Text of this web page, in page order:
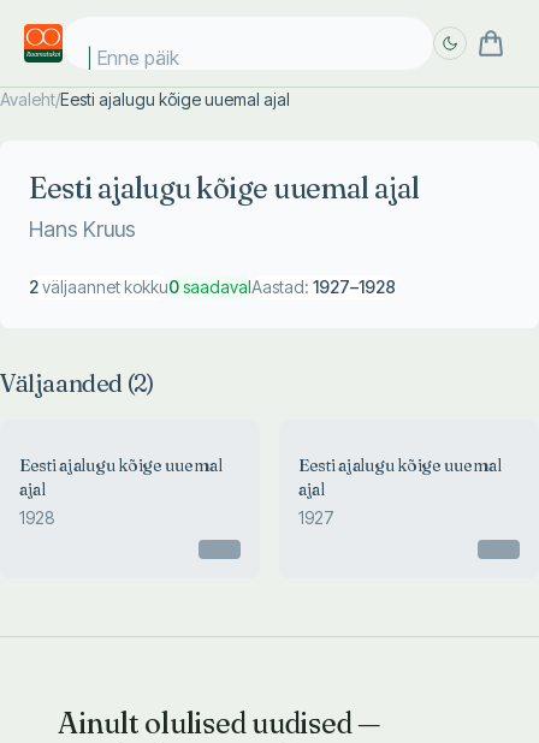
Enne päike
Avaleht/Eesti ajalugu kõige uuemal ajal
Eesti ajalugu kõige uuemal ajal
Hans Kruus
2väljaannet kokku0saadavalAastad: 1927–1928
Väljaanded (2)
Eesti ajalugu kõige uuemal
ajal
1928
Eesti ajalugu kõige uuemal
ajal
1927
Ainult olulised uudised —